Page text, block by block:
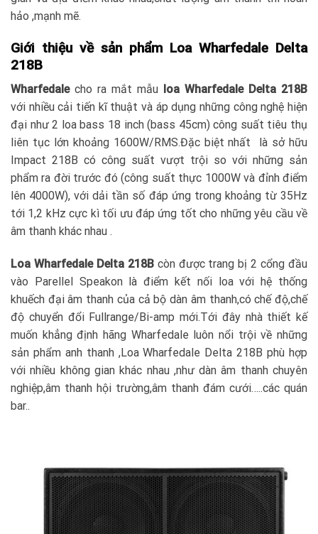
hảo ,mạnh mẽ.
Giới thiệu về sản phẩm Loa Wharfedale Delta
218B
Wharfedale cho ra mắt mẫu
loa Wharfedale Delta 218B
với nhiều cải tiến kĩ thuật và áp dụng những công nghệ hiện
đại như 2 loa bass 18 inch (bass 45cm) công suất tiêu thụ
liên tục lớn khoảng 1600W/RMS.Đặc biệt nhất là sở hữu
Impact 218B có công suất vượt trội so với những sản
phẩm ra đời trước đó (công suất thực 1000W và đỉnh điểm
lên 4000W), với dải tần số đáp ứng trong khoảng từ 35Hz
tới 1,2 kHz cực kì tối ưu đáp ứng tốt cho những yêu cầu về
âm thanh khác nhau .
Loa Wharfedale Delta 218Bcòn được trang bị 2 cổng đầu
vào Parellel Speakon là điểm kết nối loa với hệ thống
khuếch đại âm thanh của cả bộ dàn âm thanh,có chế độ,chế
độ chuyển đổi Fullrange/Bi-amp mới.Tới đây nhà thiết kế
muốn khẳng định hãng Wharfedale luôn nổi trội về những
sản phẩm anh thanh ,Loa Wharfedale Delta 218B phù hợp
với nhiều không gian khác nhau ,như dàn âm thanh chuyên
nghiệp,âm thanh hội trường,âm thanh đám cưới…..các quán
bar..